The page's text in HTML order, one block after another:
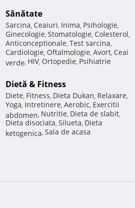
Sănătate
Sarcina, Ceaiuri, Inima, Psihologie,
Ginecologie, Stomatologie, Colesterol,
Anticonceptionale, Test sarcina,
Cardiologie, Oftalmologie, Avort, Ceai
verde, HIV, Ortopedie, Psihiatrie
Dietă & Fitness
Diete, Fitness, Dieta Dukan, Relaxare,
Yoga, Intretinere, Aerobic, Exercitii
abdomen, Nutritie, Dieta de slabit,
Dieta disociata, Silueta, Dieta
ketogenica, Sala de acasa